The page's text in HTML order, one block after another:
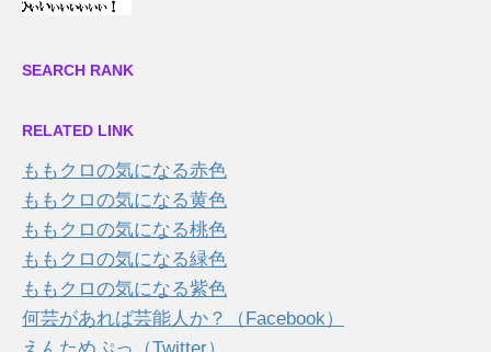
SEARCH RANK
RELATED LINK
ももクロの気になる赤色
ももクロの気になる黄色
ももクロの気になる桃色
ももクロの気になる緑色
ももクロの気になる紫色
何芸があれば芸能人か？（Facebook）